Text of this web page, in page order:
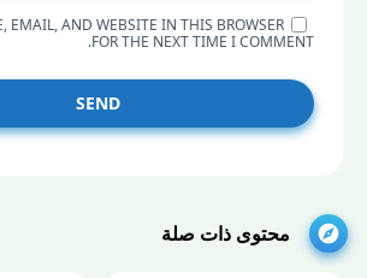
EMAIL, AND WEBSITE IN THIS BROWSER
FOR THE NEXT TIME I COMMENT.
SEND
محتوى ذات صلة